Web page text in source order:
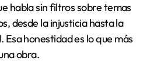
habla sin filtros sobre temas
desde la injusticia hasta la
Esa honestidad es lo que más
obra.